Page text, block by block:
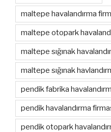
maltepe havalandırma
maltepe otopark
maltepe sığınak
maltepe sığınak
pendik fabrika
pendik havalandırma
pendik otopark